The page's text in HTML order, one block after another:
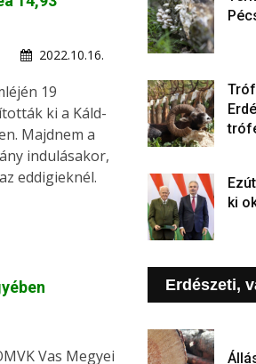
2022.10.16.
19
ki a Káld-
Majdnem a
indulásakor,
eddigieknél.
Vas Megyei
ki
Erdészeti,